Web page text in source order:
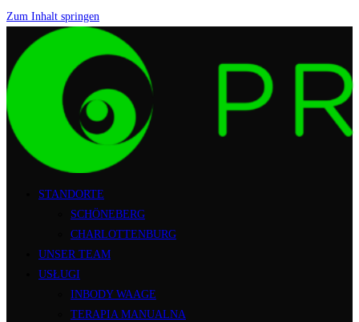
Zum Inhalt springen
STANDORTE
SCHÖNEBERG
CHARLOTTENBURG
UNSER TEAM
USŁUGI
INBODY WAAGE
TERAPIA MANUALNA